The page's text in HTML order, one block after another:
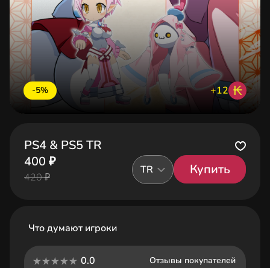
-5% +12 ₭
PS4 & PS5 TR
400 ₽
420 ₽
TR Купить
Что думают игроки
0.0
Отзывы покупателей